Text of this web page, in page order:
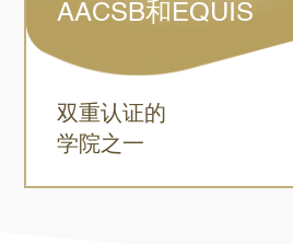
AACSB和EQUIS
双重认证的
学院之一